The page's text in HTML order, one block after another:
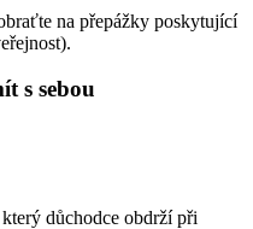
na přepážky poskytující
s sebou
důchodce obdrží při